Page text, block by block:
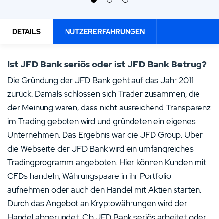
DETAILS NUTZERERFAHRUNGEN
Ist JFD Bank seriös oder ist JFD Bank Betrug?
Die Gründung der JFD Bank geht auf das Jahr 2011
zurück. Damals schlossen sich Trader zusammen, die
der Meinung waren, dass nicht ausreichend Transparenz
im Trading geboten wird und gründeten ein eigenes
Unternehmen. Das Ergebnis war die JFD Group. Über
die Webseite der JFD Bank wird ein umfangreiches
Tradingprogramm angeboten. Hier können Kunden mit
CFDs handeln, Währungspaare in ihr Portfolio
aufnehmen oder auch den Handel mit Aktien starten.
Durch das Angebot an Kryptowährungen wird der
Handel abgerundet. Ob JFD Bank seriös arbeitet oder